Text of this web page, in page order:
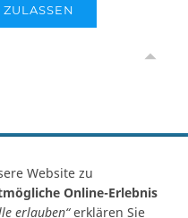
ZahlungsartenVersand
Website zu
Online-Erlebnis
erlauben“erklären Sie